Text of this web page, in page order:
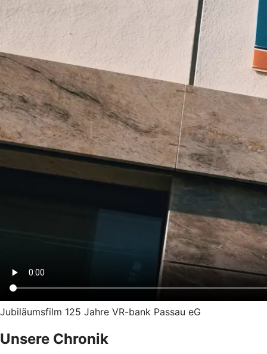
Jubiläumsfilm 125 Jahre VR-bank Passau eG
Unsere Chronik